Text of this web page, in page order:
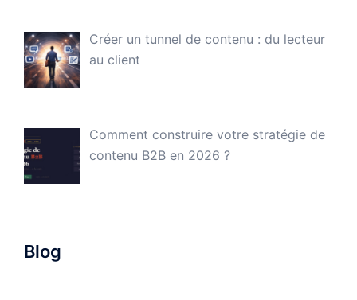
Créer un tunnel de contenu : du lecteur
au client
Comment construire votre stratégie de
contenu B2B en 2026 ?
Blog